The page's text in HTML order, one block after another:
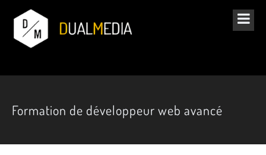
Formation de développeur web avancé